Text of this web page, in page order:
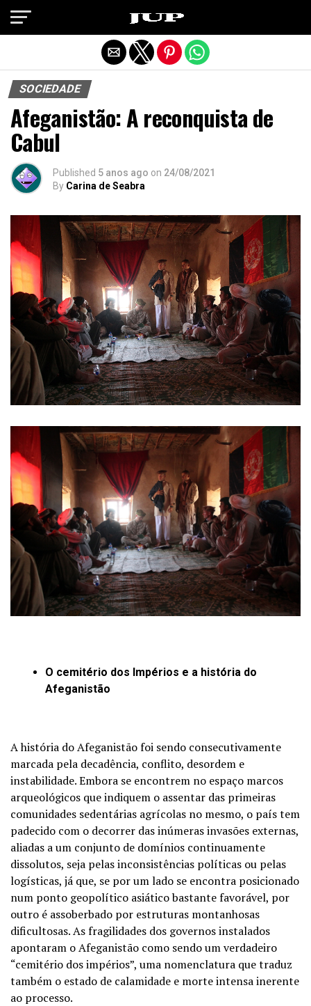
SOCIEDADE
Afeganistão: A reconquista de
Cabul
Published 5 anos ago on 24/08/2021
By Carina de Seabra
O cemitério dos Impérios e a história do
Afeganistão
A história do Afeganistão foi sendo consecutivamente
marcada pela decadência, conflito, desordem e
instabilidade. Embora se encontrem no espaço marcos
arqueológicos que indiquem o assentar das primeiras
comunidades sedentárias agrícolas no mesmo, o país tem
padecido com o decorrer das inúmeras invasões externas,
aliadas a um conjunto de domínios continuamente
dissolutos, seja pelas inconsistências políticas ou pelas
logísticas, já que, se por um lado se encontra posicionado
num ponto geopolítico asiático bastante favorável, por
outro é assoberbado por estruturas montanhosas
dificultosas. As fragilidades dos governos instalados
apontaram o Afeganistão como sendo um verdadeiro
“cemitério dos impérios”, uma nomenclatura que traduz
também o estado de calamidade e morte intensa inerente
ao processo.
Exit mobile version